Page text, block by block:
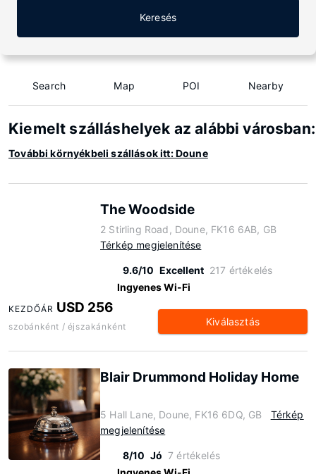
Keresés
Search Map POI Nearby
Kiemelt szálláshelyek az alábbi
További környékbeli szállások itt: Doune
The Woodside
2 Stirling Road, Doune, FK16 6AB, GB
Térkép megjelenítése
9.6/10 Excellent 217 értékelés
Ingyenes Wi-Fi
KEZDŐÁR USD 256
szobánként / éjszakánként Kiválasztás
Blair Drummond Holiday Home
5 Hall Lane, Doune, FK16 6DQ, GB
Térkép
megjelenítése
8/10 Jó 7 értékelés